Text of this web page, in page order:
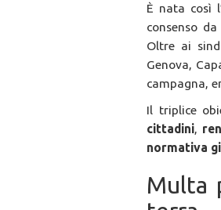
È nata così
consenso
Oltre ai
Genova,
campagna,
Il triplice
cittadini,
normativa
Multa